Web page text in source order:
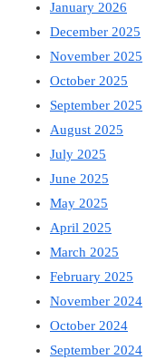
January 2026
December 2025
November 2025
October 2025
September 2025
August 2025
July 2025
June 2025
May 2025
April 2025
March 2025
February 2025
November 2024
October 2024
September 2024